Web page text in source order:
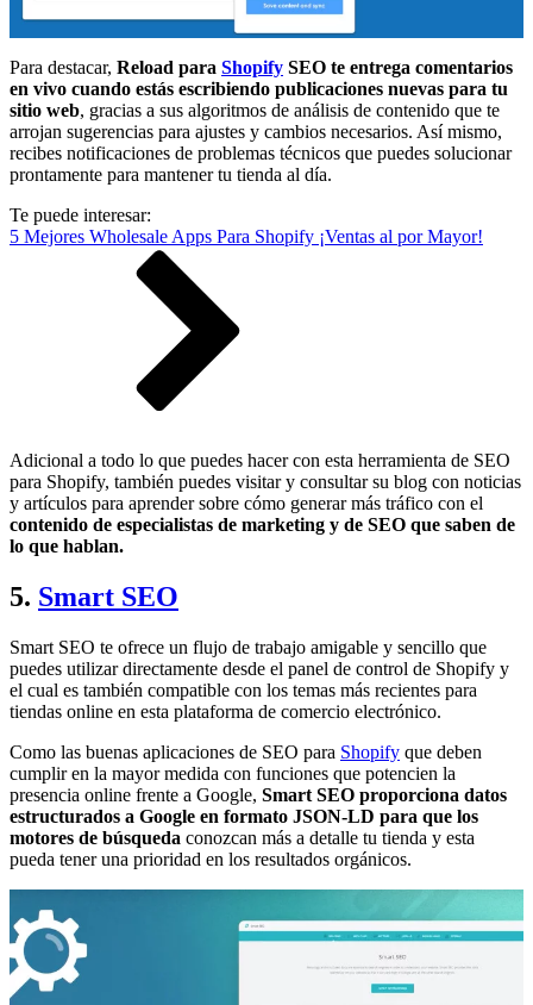
Para destacar, Reload para Shopify SEO te entrega comentarios
en vivo cuando estás escribiendo publicaciones nuevas para tu
sitio web, gracias a sus algoritmos de análisis de contenido que te
arrojan sugerencias para ajustes y cambios necesarios. Así mismo,
recibes notificaciones de problemas técnicos que puedes solucionar
prontamente para mantener tu tienda al día.
Te puede interesar:
5 Mejores Wholesale Apps Para Shopify ¡Ventas al por Mayor!
Adicional a todo lo que puedes hacer con esta herramienta de SEO
para Shopify, también puedes visitar y consultar su blog con noticias
y artículos para aprender sobre cómo generar más tráfico con el
contenido de especialistas de marketing y de SEO que saben de
lo que hablan.
5. Smart SEO
Smart SEO te ofrece un flujo de trabajo amigable y sencillo que
puedes utilizar directamente desde el panel de control de Shopify y
el cual es también compatible con los temas más recientes para
tiendas online en esta plataforma de comercio electrónico.
Como las buenas aplicaciones de SEO para Shopify que deben
cumplir en la mayor medida con funciones que potencien la
presencia online frente a Google, Smart SEO proporciona datos
estructurados a Google en formato JSON-LD para que los
motores de búsqueda conozcan más a detalle tu tienda y esta
pueda tener una prioridad en los resultados orgánicos.